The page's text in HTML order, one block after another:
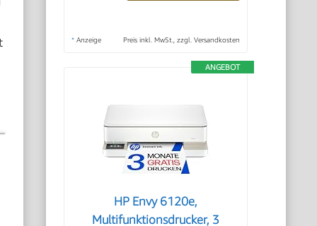
* Anzeige Preis inkl. MwSt., zzgl. Versandkosten
ANGEBOT
HP Envy 6120e,
Multifunktionsdrucker, 3